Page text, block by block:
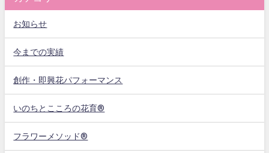
お知らせ
今までの実績
創作・即興花パフォーマンス
いのちとこころの花育®
フラワーメソッド®